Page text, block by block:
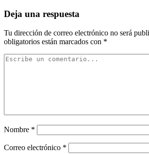
Deja una respuesta
Tu dirección de correo electrónico no será
obligatorios están marcados con *
Nombre *
Correo electrónico *